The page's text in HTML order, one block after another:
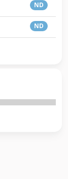
ND
ND